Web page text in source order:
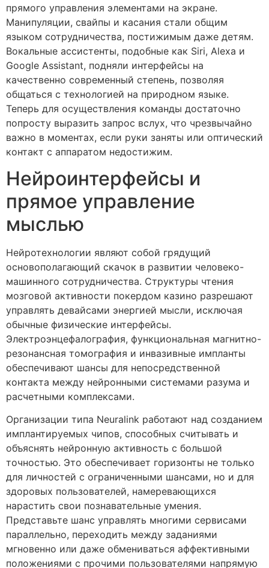
прямого управления элементами на экране.
Манипуляции, свайпы и касания стали общим
языком сотрудничества, постижимым даже детям.
Вокальные ассистенты, подобные как Siri, Alexa и
Google Assistant, подняли интерфейсы на
качественно современный степень, позволяя
общаться с технологией на природном языке.
Теперь для осуществления команды достаточно
попросту выразить запрос вслух, что чрезвычайно
важно в моментах, если руки заняты или оптический
контакт с аппаратом недостижим.
Нейроинтерфейсы и
прямое управление
мыслью
Нейротехнологии являют собой грядущий
основополагающий скачок в развитии человеко-
машинного сотрудничества. Структуры чтения
мозговой активности покердом казино разрешают
управлять девайсами энергией мысли, исключая
обычные физические интерфейсы.
Электроэнцефалография, функциональная магнитно-
резонансная томография и инвазивные импланты
обеспечивают шансы для непосредственной
контакта между нейронными системами разума и
расчетными комплексами.
Организации типа Neuralink работают над созданием
имплантируемых чипов, способных считывать и
объяснять нейронную активность с большой
точностью. Это обеспечивает горизонты не только
для личностей с ограниченными шансами, но и для
здоровых пользователей, намеревающихся
нарастить свои познавательные умения.
Представьте шанс управлять многими сервисами
параллельно, переходить между заданиями
мгновенно или даже обмениваться аффективными
положениями с прочими пользователями напрямую